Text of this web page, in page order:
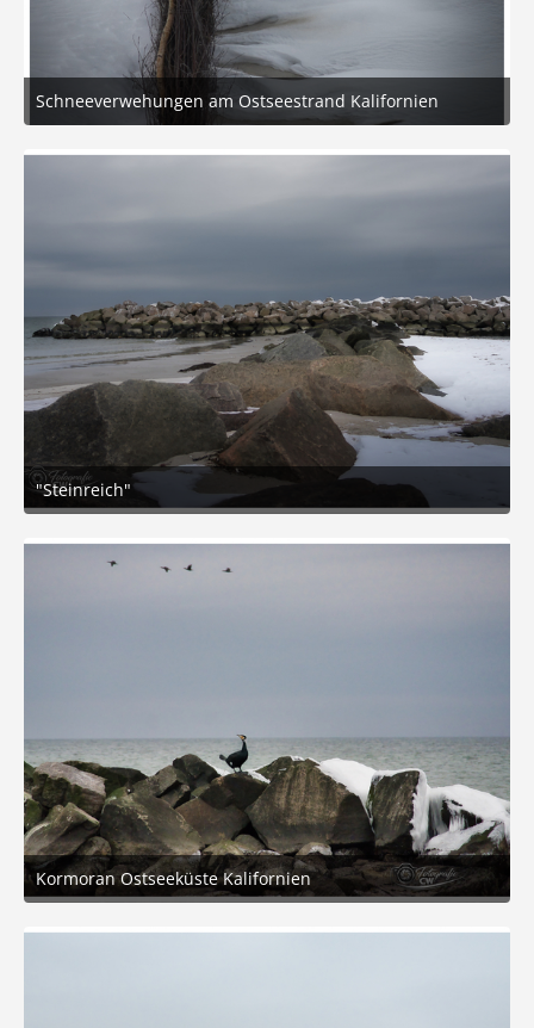
Schneeverwehungen am Ostseestrand Kalifornien
22. Februar 2026 um 19:41
"Steinreich"
22. Februar 2026 um 19:41
Kormoran Ostseeküste Kalifornien
22. Februar 2026 um 19:41